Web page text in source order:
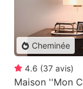
Cheminée
4.6 (37 avis)
Maison ''Mon